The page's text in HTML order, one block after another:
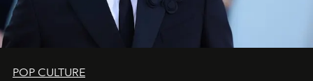
POP CULTURE